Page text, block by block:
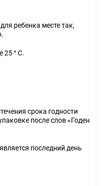
ребенка месте так,
25 ° С.
срока годности
после слов «Годен
последний день